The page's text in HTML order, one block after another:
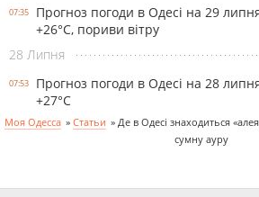
07:35
Прогноз погоди в Одесі на 29
+26°С, пориви вітру
28 Липня
07:53
Прогноз погоди в Одесі на 28
+27°С
Моя Одесса » Cтатьи » Де в Одесі знаходиться
сумну ауру